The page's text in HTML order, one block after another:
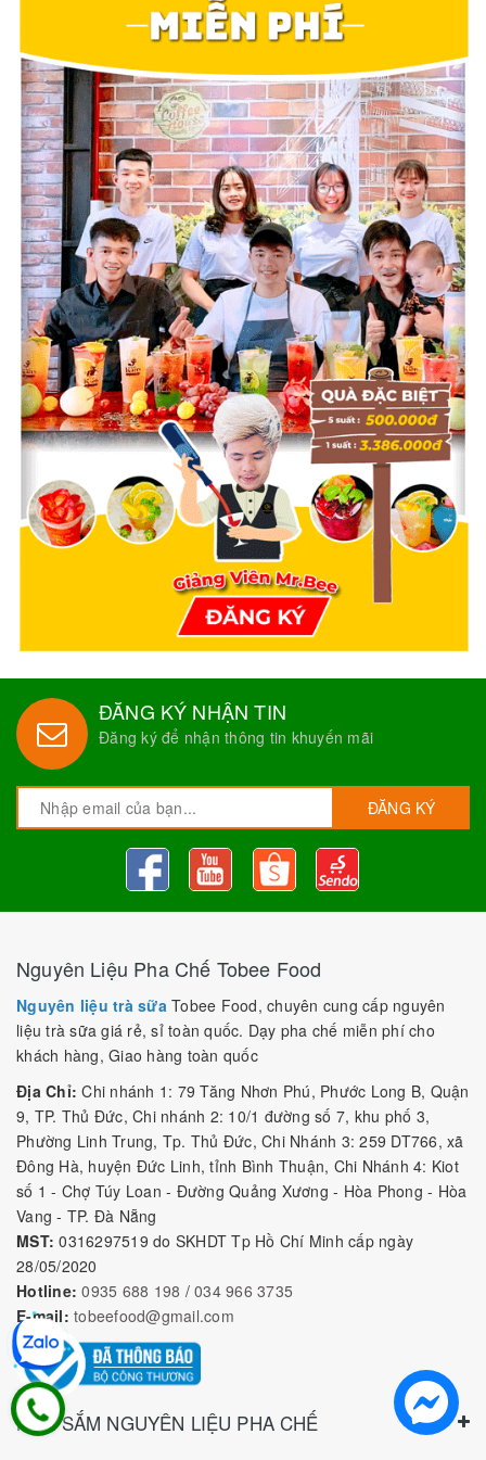
ĐĂNG KÝ NHẬN TIN
Đăng ký để nhận thông tin khuyến mãi
ĐĂNG KÝ
Nguyên Liệu Pha Chế Tobee Food
Nguyên liệu trà sữaTobee Food, chuyên cung cấp nguyên
liệu trà sữa giá rẻ, sỉ toàn quốc. Dạy pha chế miễn phí cho
khách hàng, Giao hàng toàn quốc
Địa Chỉ: Chi nhánh 1: 79 Tăng Nhơn Phú, Phước Long B, Quận
9, TP. Thủ Đức, Chi nhánh 2: 10/1 đường số 7, khu phố 3,
Phường Linh Trung, Tp. Thủ Đức, Chi Nhánh 3: 259 DT766, xã
Đông Hà, huyện Đức Linh, tỉnh Bình Thuận, Chi Nhánh 4: Kiot
số 1 - Chợ Túy Loan - Đường Quảng Xương - Hòa Phong - Hòa
Vang - TP. Đà Nẵng
MST: 0316297519 do SKHDT Tp Hồ Chí Minh cấp ngày
28/05/2020
Hotline: 0935 688 198 / 034 966 3735
E-mail: tobeefood@gmail.com
MUA SẮM NGUYÊN LIỆU PHA CHẾ